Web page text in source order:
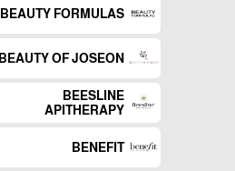
BEAUTY FORMULAS
BEAUTY OF JOSEON
BEESLINE
APITHERAPY
BENEFIT